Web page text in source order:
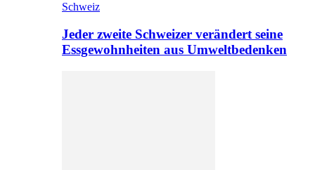
Schweiz
Jeder zweite Schweizer verändert seine
Essgewohnheiten aus Umweltbedenken